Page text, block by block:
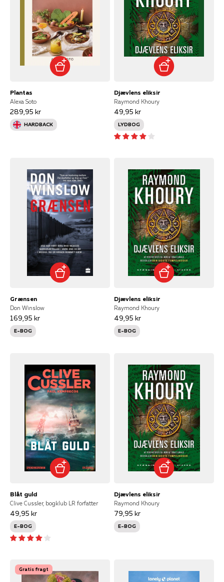
Plantas
Alexa Soto
289,95 kr
HARDBACK
Djævlens eliksir
Raymond Khoury
49,95 kr
LYDBOG
Grænsen
Don Winslow
169,95 kr
E-BOG
Djævlens eliksir
Raymond Khoury
49,95 kr
E-BOG
Blåt guld
Clive Cussler, bogklub LR forfatter
49,95 kr
E-BOG
Djævlens eliksir
Raymond Khoury
79,95 kr
E-BOG
Gratis fragt